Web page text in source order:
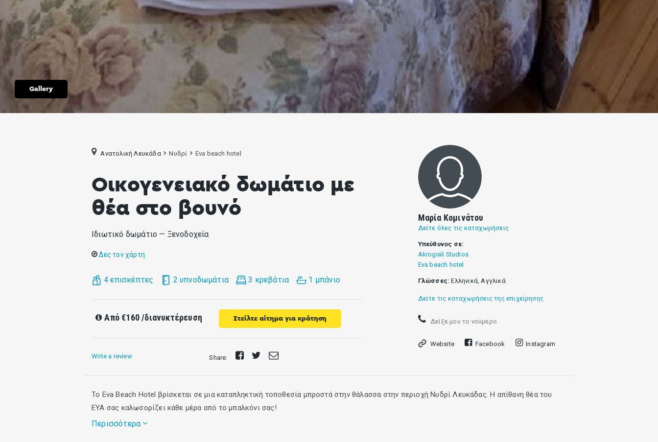
Gallery
Ανατολική Λευκάδα Νυδρί Eva beach hotel
Οικογενειακό δωμάτιο με
θέα στο βουνό
Ιδιωτικό δωμάτιο — Ξενοδοχεία
Δες τον χάρτη
4 επισκέπτες 2 υπνοδωμάτια 3 κρεβάτια 1 μπάνιο
Από€160/διανυκτέρευση Στείλτε αίτημα για κράτηση
Write a review Share:
Share
on
TweetSend
E-
Μαρία Κομινάτου
Δείτε όλες τις καταχωρήσεις
Υπεύθυνος σε:
Akrogiali Studios
Eva beach hotel
Γλώσσες: Ελληνικά, Αγγλικά
Δείτε τις καταχωρήσεις της επιχείρησης
Δείξε μου το νούμερο
Website Facebook Instagram
To Eva Beach Hotel βρίσκεται σε μια καταπληκτική τοποθεσία μπροστά στην θάλασσα στην περιοχή Νυδρί Λευκάδας. Η απίθανη θέα του
ΕΥΑ σας καλωσορίζει κάθε μέρα από το μπαλκόνι σας!
Περισσότερα